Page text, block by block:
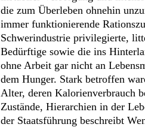
die zum Überleben ohnehin
immer funktionierende
Schwerindustrie privilegierte,
Bedürftige sowie die ins
ohne Arbeit gar nicht an
dem Hunger. Stark betroffen
Alter, deren Kalorienverbrauch
Zustände, Hierarchien in der
der Staatsführung beschreibt